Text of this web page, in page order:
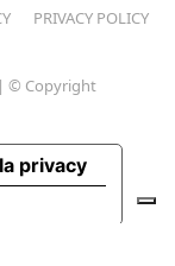
PRIVACY POLICY
© Copyright
privacy